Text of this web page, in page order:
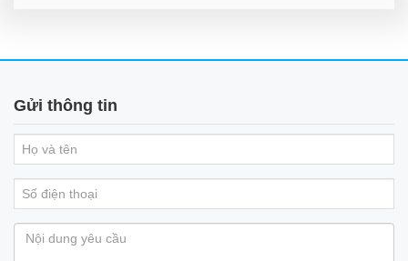
Gửi thông tin